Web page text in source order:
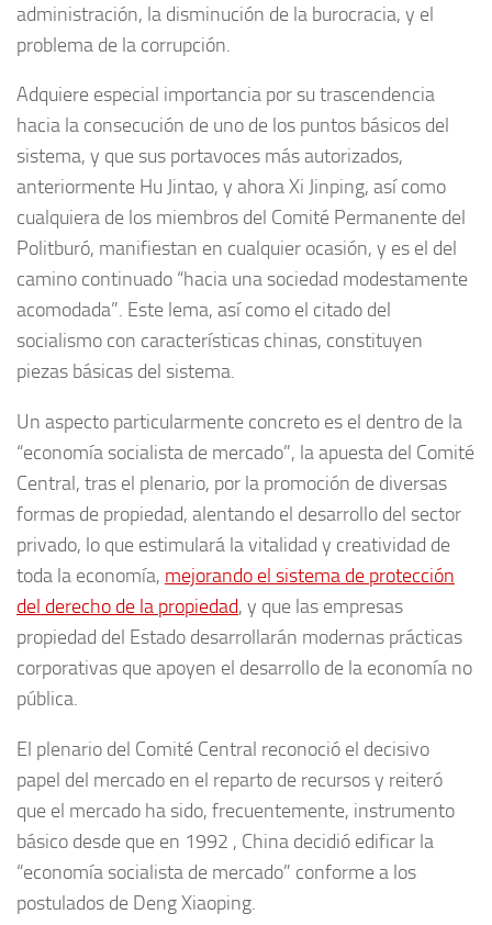
administración, la disminución de la burocracia, y el
problema de la corrupción.
Adquiere especial importancia por su trascendencia
hacia la consecución de uno de los puntos básicos del
sistema, y que sus portavoces más autorizados,
anteriormente Hu Jintao, y ahora Xi Jinping, así como
cualquiera de los miembros del Comité Permanente del
Politburó, manifiestan en cualquier ocasión, y es el del
camino continuado “hacia una sociedad modestamente
acomodada”. Este lema, así como el citado del
socialismo con características chinas, constituyen
piezas básicas del sistema.
Un aspecto particularmente concreto es el dentro de la
“economía socialista de mercado”, la apuesta del Comité
Central, tras el plenario, por la promoción de diversas
formas de propiedad, alentando el desarrollo del sector
privado, lo que estimulará la vitalidad y creatividad de
toda la economía, mejorando el sistema de protección
del derecho de la propiedad, y que las empresas
propiedad del Estado desarrollarán modernas prácticas
corporativas que apoyen el desarrollo de la economía no
pública.
El plenario del Comité Central reconoció el decisivo
papel del mercado en el reparto de recursos y reiteró
que el mercado ha sido, frecuentemente, instrumento
básico desde que en 1992 , China decidió edificar la
“economía socialista de mercado” conforme a los
postulados de Deng Xiaoping.